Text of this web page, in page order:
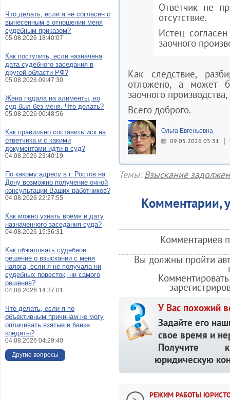
Ответчик не
отсутствие.
Истец
заочного
Как следствие,
отложено, а может
заочного
Всего доброго.
Ольга Евгеньевна
09.05.2026 05:31
Темы:Взыскание
Комментарии,
Комментариев
Вы должны пройти
У Вас похожий
Задайте его
свое время и
Получите
юридическую
РЕЖИМ РАБОТЫ
Что делать, если я не согласен с
вынесенным в отношении меня
судебным приказом?
05.08.2026 18:40:07
Как поступить, если назначена
дата судебного заседания в
другой области РФ?
05.08.2026 09:47:30
Жена подала на алименты, но
суд был без меня. Что делать?
05.08.2026 00:48:56
Как правильно составить иск на
ответчика и с какими
документами идти в суд?
04.08.2026 23:40:19
По какому адресу в г. Ростов на
Дону возможно получение очной
консультации Ваших работников?
04.08.2026 22:27:55
Как можно узнать время и дату
назначенного заседания суда?
04.08.2026 15:36:31
Как обжаловать судебное
решение о взыскании с меня
налога, если я не получала ни
судебных повесток, ни самого
решения?
04.08.2026 14:37:01
Что делать, если я по
объективным причинам не могу
оплачивать взятые в банке
кредиты?
04.08.2026 04:29:40
Другие вопросы